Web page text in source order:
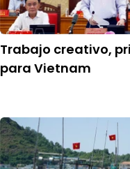
Trabajo creativo,
para Vietnam